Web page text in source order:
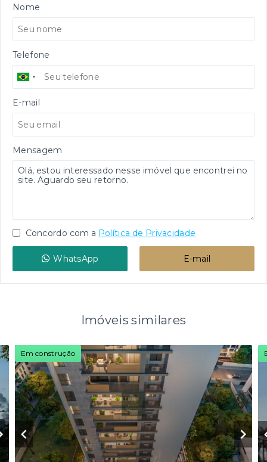
Nome
Telefone
E-mail
Mensagem
Concordo com a Política de Privacidade
WhatsApp E-mail
Imóveis similares
Em construção